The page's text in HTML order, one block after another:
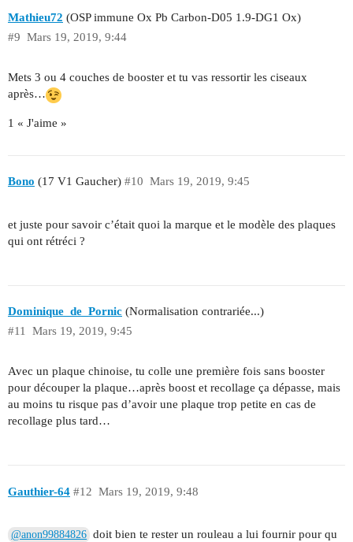
Mathieu72 (OSP immune Ox Pb Carbon-D05 1.9-DG1 Ox)
Mars 19, 2019, 9:44
#9
Mets 3 ou 4 couches de booster et tu vas ressortir les ciseaux
après…
1 « J'aime »
Bono (17 V1 Gaucher) Mars 19, 2019, 9:45
#10
et juste pour savoir c’était quoi la marque et le modèle des plaques
qui ont rétréci ?
Dominique_de_Pornic (Normalisation contrariée...)
Mars 19, 2019, 9:45
#11
Avec un plaque chinoise, tu colle une première fois sans booster
pour découper la plaque…après boost et recollage ça dépasse, mais
au moins tu risque pas d’avoir une plaque trop petite en cas de
recollage plus tard…
Gauthier-64 Mars 19, 2019, 9:48
#12
@anon99884826 doit bien te rester un rouleau a lui fournir pour qu